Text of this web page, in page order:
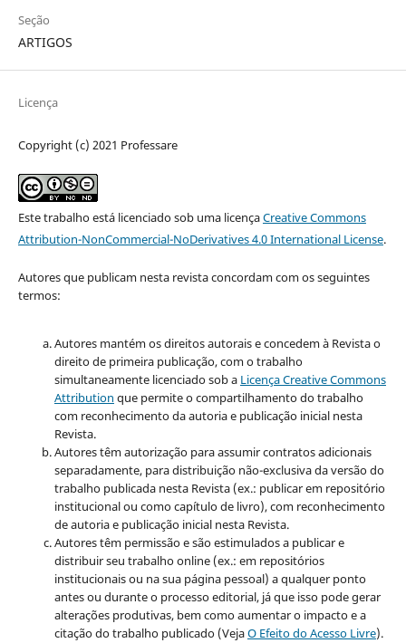
Seção
ARTIGOS
Licença
Copyright (c) 2021 Professare
Este trabalho está licenciado sob uma licençaCreative Commons
Attribution-NonCommercial-NoDerivatives 4.0 International License.
Autores que publicam nesta revista concordam com os seguintes
termos:
Autores mantém os direitos autorais e concedem à Revista o
direito de primeira publicação, com o trabalho
simultaneamente licenciado sob a Licença Creative Commons
Attribution que permite o compartilhamento do trabalho
com reconhecimento da autoria e publicação inicial nesta
Revista.
Autores têm autorização para assumir contratos adicionais
separadamente, para distribuição não-exclusiva da versão do
trabalho publicada nesta Revista (ex.: publicar em repositório
institucional ou como capítulo de livro), com reconhecimento
de autoria e publicação inicial nesta Revista.
Autores têm permissão e são estimulados a publicar e
distribuir seu trabalho online (ex.: em repositórios
institucionais ou na sua página pessoal) a qualquer ponto
antes ou durante o processo editorial, já que isso pode gerar
alterações produtivas, bem como aumentar o impacto e a
citação do trabalho publicado (VejaO Efeito do Acesso Livre).